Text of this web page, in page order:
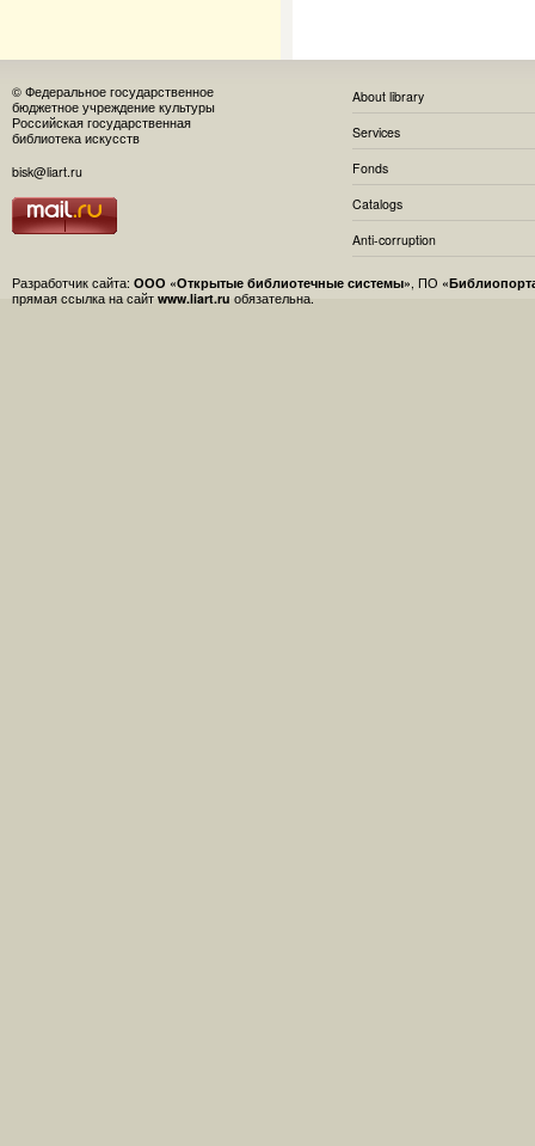
© Федеральное государственное
бюджетное учреждение культуры
Российская государственная
библиотека искусств
bisk@liart.ru
About library
Services
Fonds
Catalogs
Anti-corruption
Разработчик сайта: ООО «Открытые библиотечные системы», ПО
прямая ссылка на сайт www.liart.ru обязательна.